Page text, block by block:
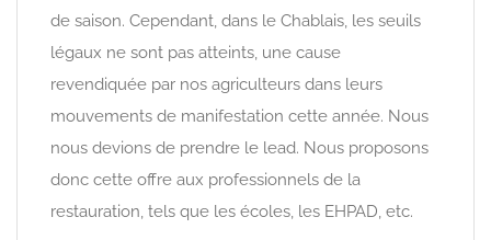
de saison. Cependant, dans le Chablais, les seuils
légaux ne sont pas atteints, une cause
revendiquée par nos agriculteurs dans leurs
mouvements de manifestation cette année. Nous
nous devions de prendre le lead. Nous proposons
donc cette offre aux professionnels de la
restauration, tels que les écoles, les EHPAD, etc.